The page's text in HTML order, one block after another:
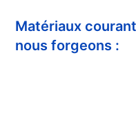
Matériaux
nous forgeons :